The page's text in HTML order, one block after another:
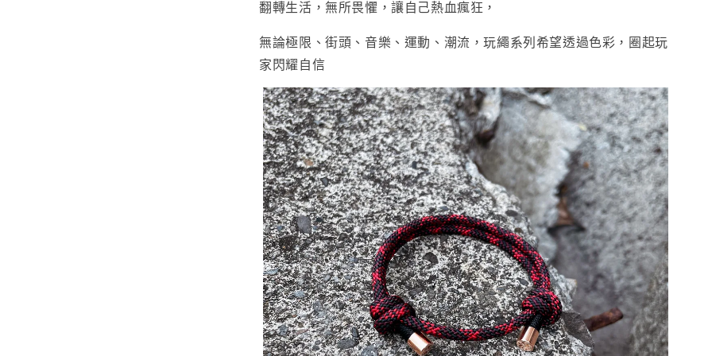
翻轉生活，無所畏懼，讓自己熱血瘋狂，
無論極限、街頭、音樂、運動、潮流，玩繩系列希望透過色彩，圈起玩
家閃耀自信